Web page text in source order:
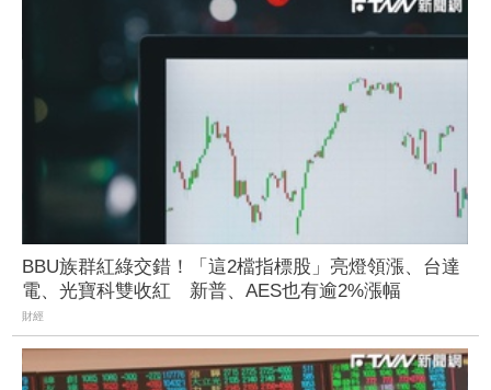
BBU族群紅綠交錯！「這2檔指標股」亮燈領漲、台達
電、光寶科雙收紅 新普、AES也有逾2%漲幅
財經